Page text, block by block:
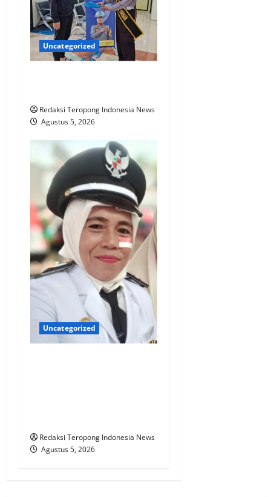
Uncategorized
Redaksi Teropong Indonesia News
Agustus 5, 2026
Uncategorized
Redaksi Teropong Indonesia News
Agustus 5, 2026